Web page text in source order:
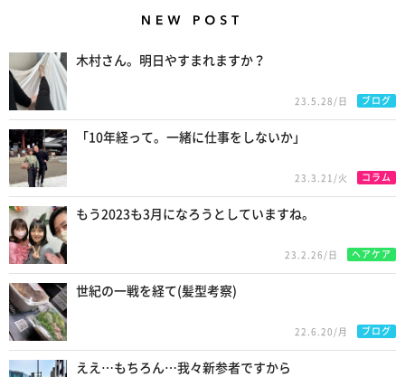
木村さん。明日やすまれますか？
23.5.28/日 ブログ
「10年経って。一緒に仕事をしないか」
23.3.21/火 コラム
もう2023も3月になろうとしていますね。
23.2.26/日 ヘアケア
世紀の一戦を経て(髪型考察)
22.6.20/月 ブログ
ええ…もちろん…我々新参者ですから